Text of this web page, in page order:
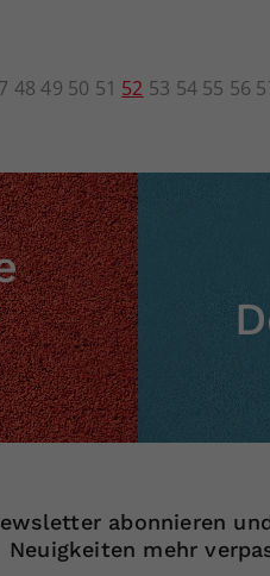
48 49 50 51 52 53 54 55 56
abonnieren
Neuigkeiten mehr